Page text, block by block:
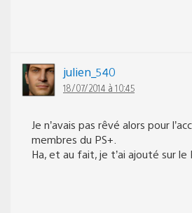
julien_540
18/07/2014 à 10:45
Je n’avais pas rêvé alors pour
membres du PS+.
Ha, et au fait, je t’ai ajouté sur